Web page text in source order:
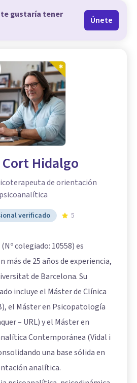
gustaría tener
Únete
Hidalgo
de orientación
psicoanalítica
verificado 5
(Nº colegiado: 10558) es
más de 25 años de experiencia,
de Barcelona. Su
incluye el Máster de Clínica
el Máster en Psicopatología
– URL) y el Máster en
Contemporánea (Vidal i
una base sólida en
analítica.